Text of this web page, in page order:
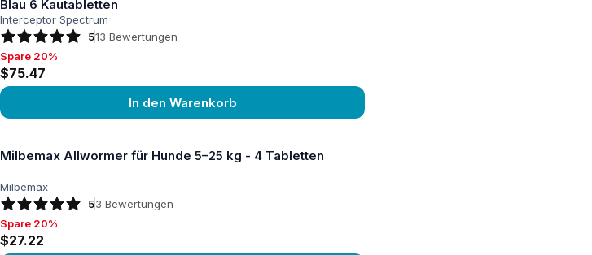
Blau 6 Kautabletten
Interceptor Spectrum
513 Bewertungen
Spare 20%, $75.47
Spare 20%
$75.47
In den Warenkorb
Milbemax Allwormer für Hunde 5–25 kg - 4 Tabletten
Milbemax
53 Bewertungen
Spare 20%, $27.22
Spare 20%
$27.22